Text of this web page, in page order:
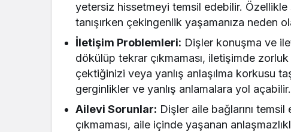
yetersiz hissetmeyi temsil edebilir.
tanışırken çekingenlik yaşamanıza neden
İletişim Problemleri: Dişler konuşma ve
dökülüp tekrar çıkmaması, iletişimde
çektiğinizi veya yanlış anlaşılma korkusu
gerginlikler ve yanlış anlamalara yol açabilir.
Ailevi Sorunlar: Dişler aile bağlarını
çıkmaması, aile içinde yaşanan